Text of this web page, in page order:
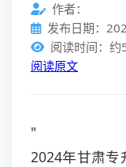
作者：
发布日期：
阅读时间：约
阅读原文
"
2024年甘肃专